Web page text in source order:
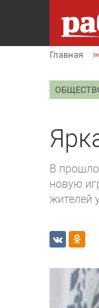
Главная
В
новую
жителей